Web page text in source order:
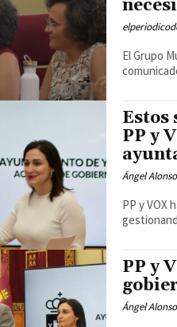
El Grupo
Estos
PP y
Ángel Alonso
PP y VOX
PP y
Ángel Alonso